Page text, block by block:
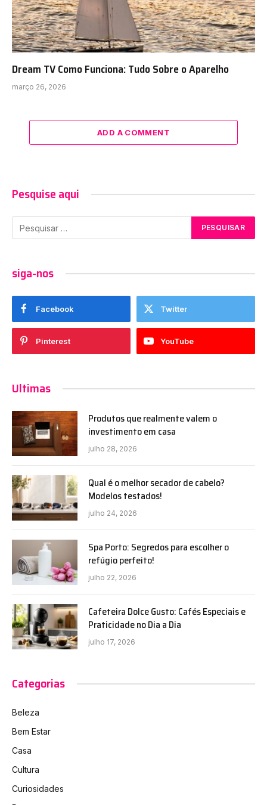
Dream TV Como Funciona: Tudo Sobre o Aparelho
março 26, 2026
ADD A COMMENT
Pesquise aqui
siga-nos
Facebook Twitter
Pinterest YouTube
Ultimas
Produtos que realmente valem o
investimento em casa
julho 28, 2026
Qual é o melhor secador de cabelo?
Modelos testados!
julho 24, 2026
Spa Porto: Segredos para escolher o
refúgio perfeito!
julho 22, 2026
Cafeteira Dolce Gusto: Cafés Especiais e
Praticidade no Dia a Dia
julho 17, 2026
Categorias
Beleza
Bem Estar
Casa
Cultura
Curiosidades